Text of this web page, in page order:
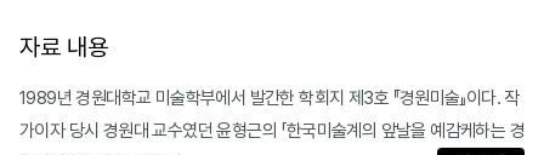
자료 내용
1989년 경원대학교 미술학부에서 발간한 학회지 제3호 『경원미술』이다. 작
가이자 당시 경원대 교수였던 윤형근의 「한국미술계의 앞날을 예감케하는 경